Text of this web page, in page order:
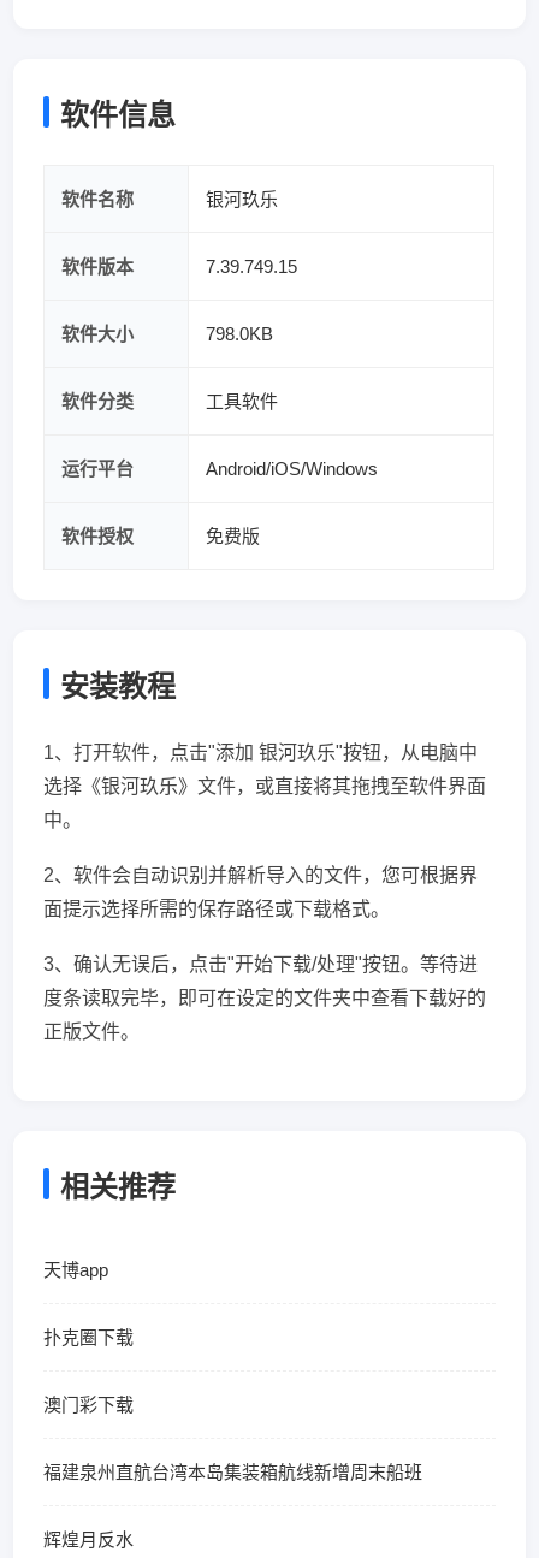
软件信息
软件名称 银河玖乐
软件版本 7.39.749.15
软件大小 798.0KB
软件分类 工具软件
运行平台 Android/iOS/Windows
软件授权 免费版
安装教程
1、打开软件，点击"添加 银河玖乐"按钮，从电脑中
选择《银河玖乐》文件，或直接将其拖拽至软件界面
中。
2、软件会自动识别并解析导入的文件，您可根据界
面提示选择所需的保存路径或下载格式。
3、确认无误后，点击"开始下载/处理"按钮。等待进
度条读取完毕，即可在设定的文件夹中查看下载好的
正版文件。
相关推荐
天博app
扑克圈下载
澳门彩下载
福建泉州直航台湾本岛集装箱航线新增周末船班
辉煌月反水